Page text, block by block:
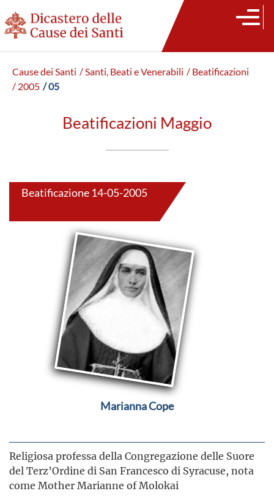
Cause dei Santi / Santi, Beati e Venerabili / Beatificazioni
/ 2005 / 05
Beatificazioni Maggio
Beatificazione 14-05-2005
Marianna Cope
Religiosa professa della Congregazione delle Suore
del Terz’Ordine di San Francesco di Syracuse, nota
come Mother Marianne of Molokai